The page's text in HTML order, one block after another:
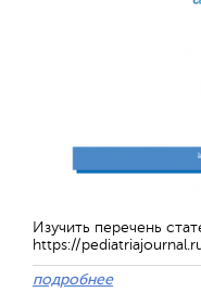
Изучить перечень
https://
подробнее